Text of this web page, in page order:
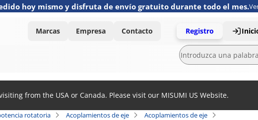
hoy mismo y disfruta de envío gratuito durante todo el mes.
Marcas Empresa Contacto Registro
from the USA or Canada. Please visit our MISUMI US Website.
rotatoria Acoplamientos de eje
Acoplamientos de eje